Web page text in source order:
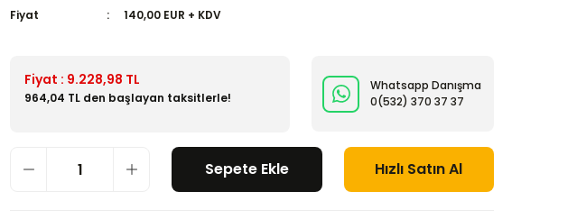
Fiyat
140,00 EUR + KDV
Fiyat : 9.228,98 TL
964,04 TL den başlayan taksitlerle!
Whatsapp Danışma
0(532) 370 37 37
Sepete Ekle Hızlı Satın Al